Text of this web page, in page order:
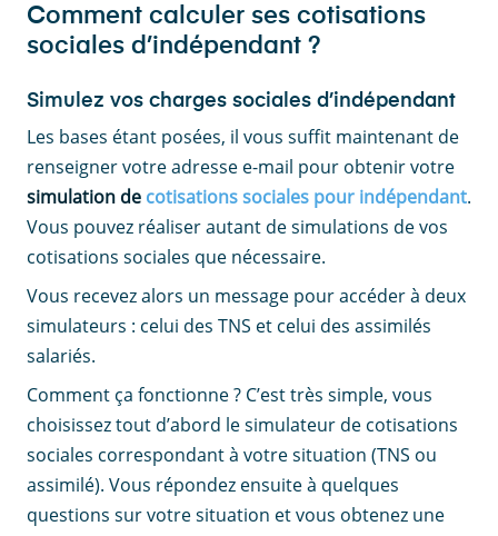
Comment calculer ses cotisations
sociales d’indépendant ?
Simulez vos charges sociales d’indépendant
Les bases étant posées, il vous suffit maintenant de
renseigner votre adresse e-mail pour obtenir votre
simulation de cotisations sociales pour indépendant.
Vous pouvez réaliser autant de simulations de vos
cotisations sociales que nécessaire.
Vous recevez alors un message pour accéder à deux
simulateurs : celui des TNS et celui des assimilés
salariés.
Comment ça fonctionne ? C’est très simple, vous
choisissez tout d’abord le simulateur de cotisations
sociales correspondant à votre situation (TNS ou
assimilé). Vous répondez ensuite à quelques
questions sur votre situation et vous obtenez une